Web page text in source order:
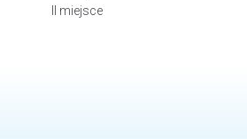
II miejsce